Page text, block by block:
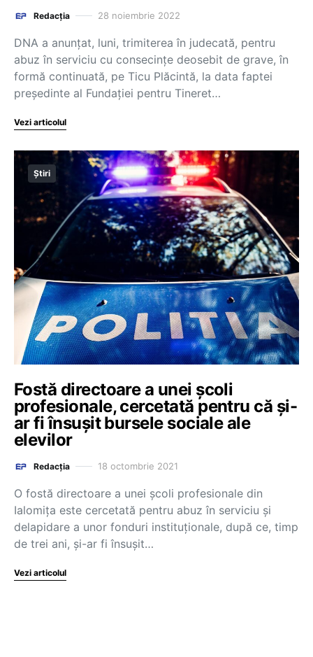
Redacția 28 noiembrie 2022
DNA a anunțat, luni, trimiterea în judecată, pentru
abuz în serviciu cu consecințe deosebit de grave, în
formă continuată, pe Ticu Plăcintă, la data faptei
președinte al Fundației pentru Tineret…
Vezi articolul
Știri
Fostă directoare a unei școli
profesionale, cercetată pentru că și-
ar fi însușit bursele sociale ale
elevilor
Redacția 18 octombrie 2021
O fostă directoare a unei şcoli profesionale din
Ialomiţa este cercetată pentru abuz în serviciu şi
delapidare a unor fonduri instituţionale, după ce, timp
de trei ani, şi-ar fi însuşit…
Vezi articolul